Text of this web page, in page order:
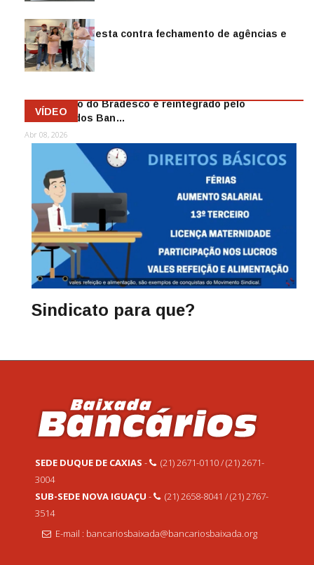
Sindicato protesta contra fechamento de agências e
as demiss…
Mai 13, 2026
Funcionário do Bradesco é reintegrado pelo
Sindicato dos Ban…
Abr 08, 2026
VÍDEO
Sindicato para que?
SEDE DUQUE DE CAXIAS -
(21) 2671-0110 / (21) 2671-
3004
SUB-SEDE NOVA IGUAÇU -
(21) 2658-8041 / (21) 2767-
3514
E-mail : bancariosbaixada@bancariosbaixada.org